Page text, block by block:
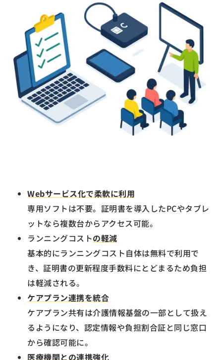
Webサービス化で柔軟に利用
専用ソフトは不要。証明書を導入したPCやタブレ
ットなら複数台からアクセス可能。
ランニングコストの軽減
基本的にランニングコスト自体は無料で利用で
き、証明書の更新程度手数料にとどまるため負担
は軽減される。
ケアプラン連携を統合
ケアプラン共有は介護情報基盤の一部として扱え
るようになり、認定情報や負担割合証と同じ窓口
から確認可能に。
医療機関との連携強化